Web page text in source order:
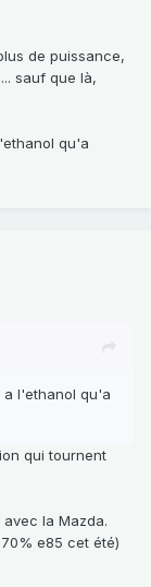
de puissance,
sauf que là,
qu'a
a l'ethanol qu'a
qui tournent
la Mazda.
e85 cet été)